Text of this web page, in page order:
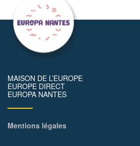
MAISON DE L’EUROPE
EUROPE DIRECT
EUROPA NANTES
Mentions légales